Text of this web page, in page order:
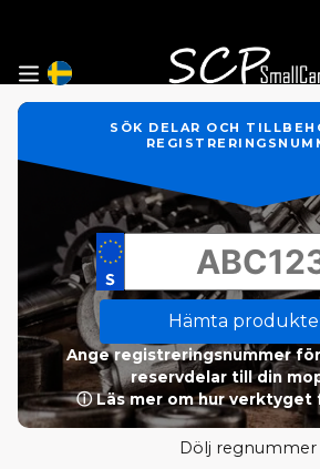
SÖK DELAR OCH
Hämta
Ange registreringsnummer
reservdelar till din
ⓘ Läs mer om hur verktyget
Dölj regnummer